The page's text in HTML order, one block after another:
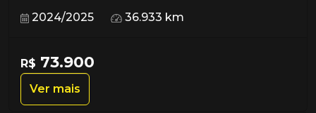
2024/2025 36.933 km
R$ 73.900
Ver mais